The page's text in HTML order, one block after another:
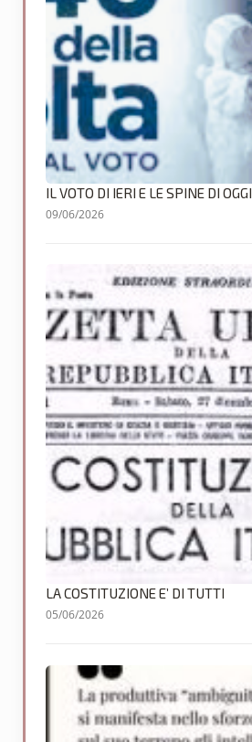
IL VOTO DI IERI E LE SPINE DI OGGI
09/06/2026
LA COSTITUZIONE E’ DI TUTTI
05/06/2026